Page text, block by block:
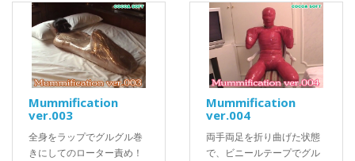
Mummification
ver.003
全身をラップでグルグル巻
きにしてのローター責め！
Mummification
ver.004
両手両足を折り曲げた状態
で、ビニールテープでグル